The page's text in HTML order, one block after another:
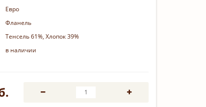
Евро
Фланель
Тенсель 61%, Хлопок 39%
в наличии